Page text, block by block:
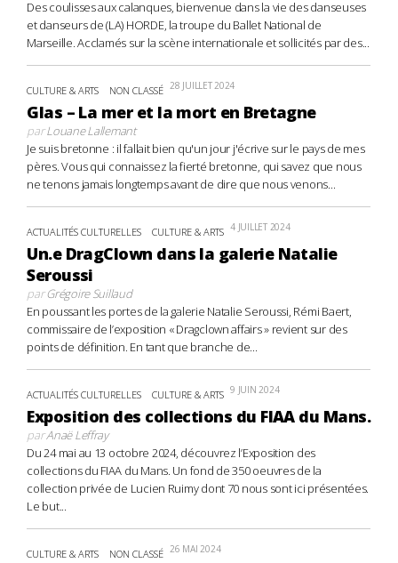
Des coulisses aux calanques, bienvenue dans la vie des danseuses
et danseurs de (LA) HORDE, la troupe du Ballet National de
Marseille. Acclamés sur la scène internationale et sollicités par des...
CULTURE & ARTS NON CLASSÉ 28 JUILLET 2024
Glas – La mer et la mort en Bretagne
parLouane Lallemant
Je suis bretonne : il fallait bien qu'un jour j'écrive sur le pays de mes
pères. Vous qui connaissez la fierté bretonne, qui savez que nous
ne tenons jamais longtemps avant de dire que nous venons...
ACTUALITÉS CULTURELLES CULTURE & ARTS 4 JUILLET 2024
Un.e DragClown dans la galerie Natalie
Seroussi
parGrégoire Suillaud
En poussant les portes de la galerie Natalie Seroussi, Rémi Baert,
commissaire de l’exposition « Dragclown affairs » revient sur des
points de définition. En tant que branche de...
ACTUALITÉS CULTURELLES CULTURE & ARTS 9 JUIN 2024
Exposition des collections du FIAA du Mans.
parAnaë Leffray
Du 24 mai au 13 octobre 2024, découvrez l’Exposition des
collections du FIAA du Mans. Un fond de 350 oeuvres de la
collection privée de Lucien Ruimy dont 70 nous sont ici présentées.
Le but...
CULTURE & ARTS NON CLASSÉ 26 MAI 2024